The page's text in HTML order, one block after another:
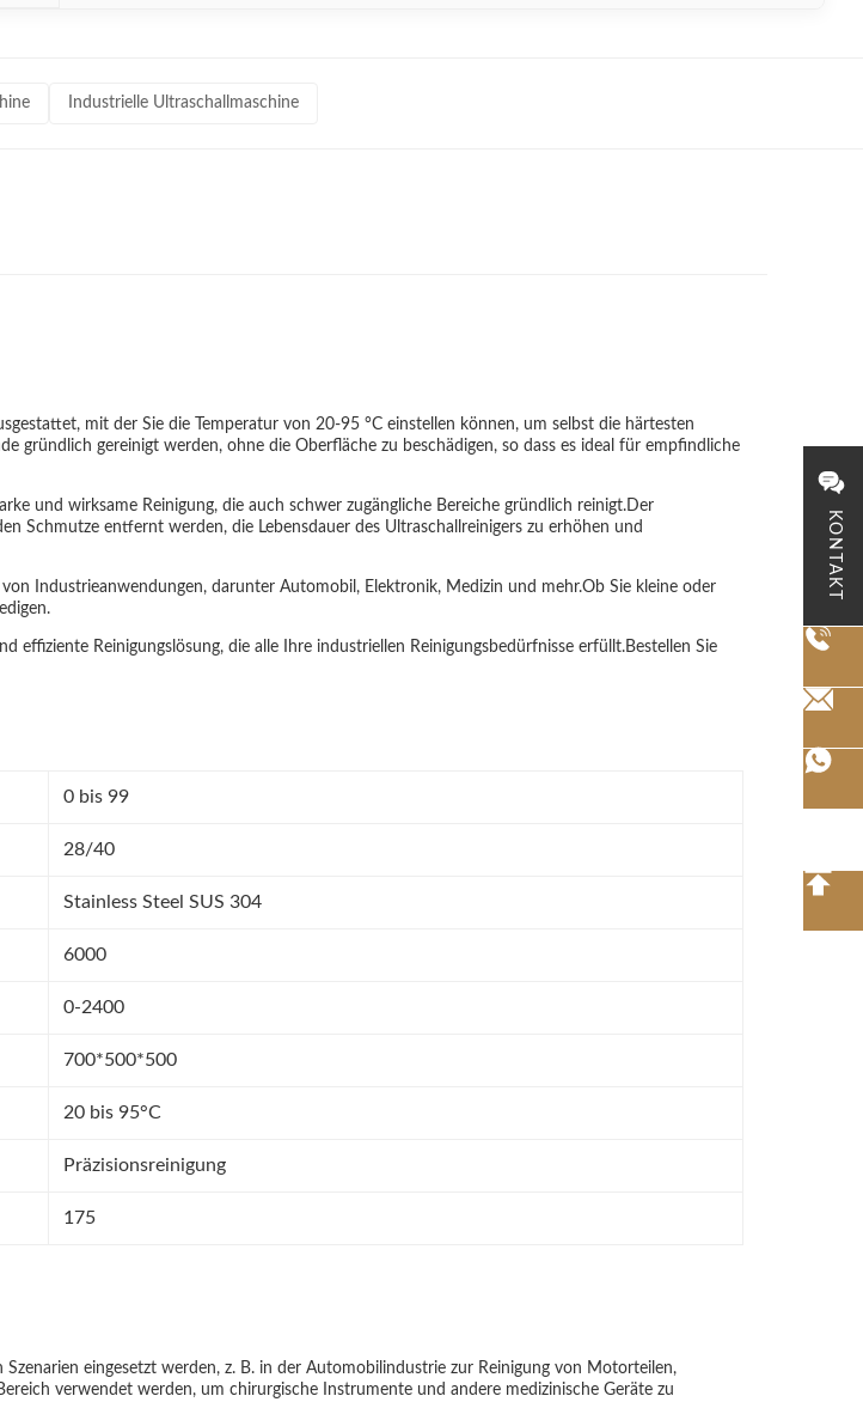
KONTAKT
Industrielle Ultraschallmaschine
mit der Sie die Temperatur von 20-95 °C einstellen können, um selbst die härtesten
gründlich gereinigt werden, ohne die Oberfläche zu beschädigen, so dass es ideal für empfindliche
und wirksame Reinigung, die auch schwer zugängliche Bereiche gründlich reinigt.Der
Schmutze entfernt werden, die Lebensdauer des Ultraschallreinigers zu erhöhen und
Industrieanwendungen, darunter Automobil, Elektronik, Medizin und mehr.Ob Sie kleine oder
effiziente Reinigungslösung, die alle Ihre industriellen Reinigungsbedürfnisse erfüllt.Bestellen Sie
0 bis 99
28/40
Stainless Steel SUS 304
6000
0-2400
700*500*500
20 bis 95°C
Präzisionsreinigung
175
eingesetzt werden, z. B. in der Automobilindustrie zur Reinigung von Motorteilen,
verwendet werden, um chirurgische Instrumente und andere medizinische Geräte zu